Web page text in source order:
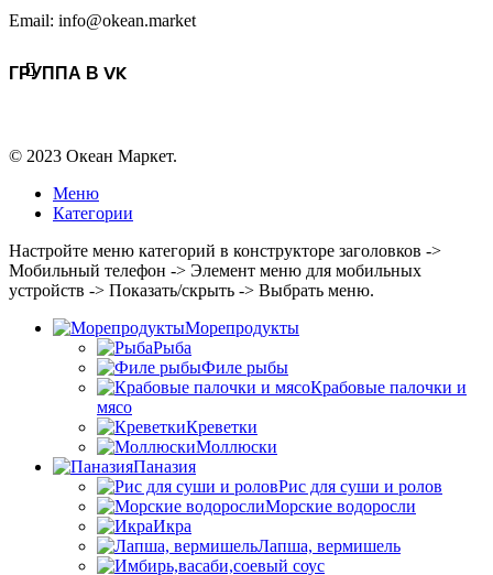
Email: info@okean.market
ГРУППА В VK
© 2023 Океан Маркет.
Меню
Категории
Настройте меню категорий в конструкторе заголовков ->
Мобильный телефон -> Элемент меню для мобильных
устройств -> Показать/скрыть -> Выбрать меню.
Морепродукты
Рыба
Филе рыбы
Крабовые палочки и
мясо
Креветки
Моллюски
Паназия
Рис для суши и ролов
Морские водоросли
Икра
Лапша, вермишель